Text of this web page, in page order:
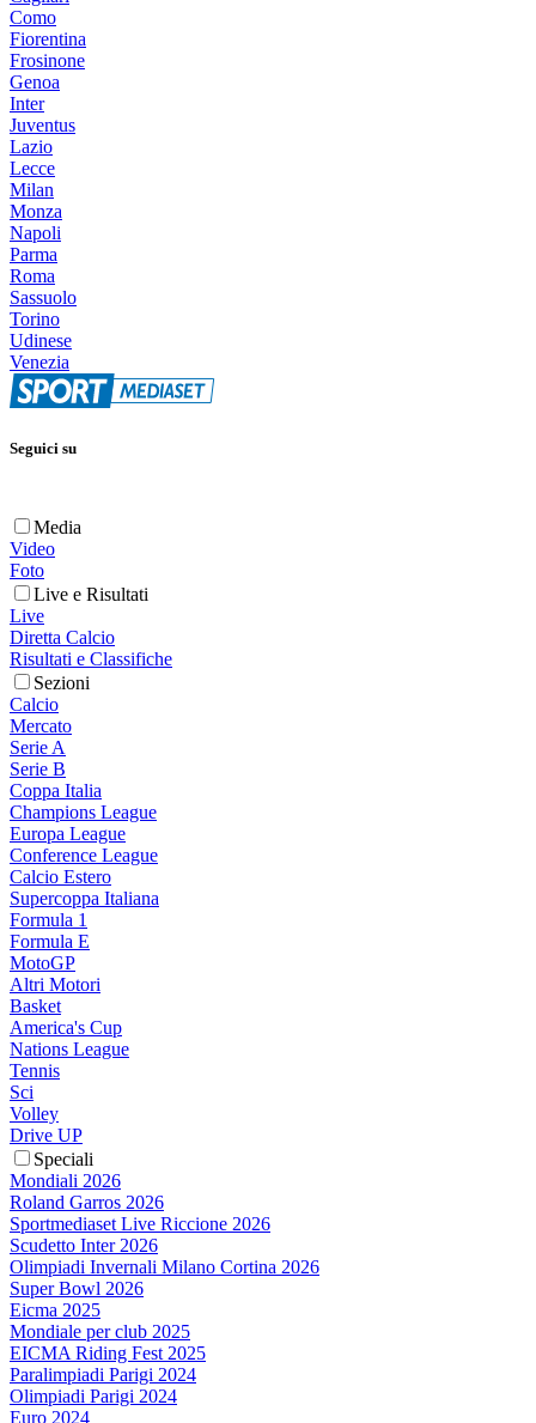
Como
Fiorentina
Frosinone
Genoa
Inter
Juventus
Lazio
Lecce
Milan
Monza
Napoli
Parma
Roma
Sassuolo
Torino
Udinese
Venezia
Seguici su
Media
Video
Foto
Live e Risultati
Live
Diretta Calcio
Risultati e Classifiche
Sezioni
Calcio
Mercato
Serie A
Serie B
Coppa Italia
Champions League
Europa League
Conference League
Calcio Estero
Supercoppa Italiana
Formula 1
Formula E
MotoGP
Altri Motori
Basket
America's Cup
Nations League
Tennis
Sci
Volley
Drive UP
Speciali
Mondiali 2026
Roland Garros 2026
Sportmediaset Live Riccione 2026
Scudetto Inter 2026
Olimpiadi Invernali Milano Cortina 2026
Super Bowl 2026
Eicma 2025
Mondiale per club 2025
EICMA Riding Fest 2025
Paralimpiadi Parigi 2024
Olimpiadi Parigi 2024
Euro 2024